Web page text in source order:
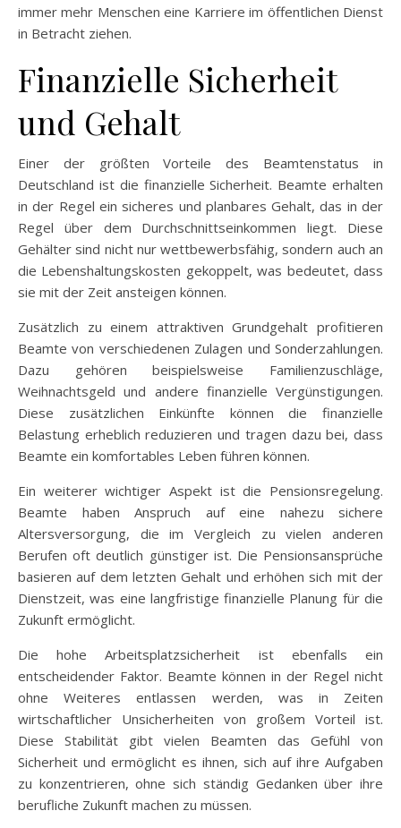
immer mehr Menschen eine Karriere im öffentlichen Dienst
in Betracht ziehen.
Finanzielle Sicherheit
und Gehalt
Einer der größten Vorteile des Beamtenstatus in
Deutschland ist die finanzielle Sicherheit. Beamte erhalten
in der Regel ein sicheres und planbares Gehalt, das in der
Regel über dem Durchschnittseinkommen liegt. Diese
Gehälter sind nicht nur wettbewerbsfähig, sondern auch an
die Lebenshaltungskosten gekoppelt, was bedeutet, dass
sie mit der Zeit ansteigen können.
Zusätzlich zu einem attraktiven Grundgehalt profitieren
Beamte von verschiedenen Zulagen und Sonderzahlungen.
Dazu gehören beispielsweise Familienzuschläge,
Weihnachtsgeld und andere finanzielle Vergünstigungen.
Diese zusätzlichen Einkünfte können die finanzielle
Belastung erheblich reduzieren und tragen dazu bei, dass
Beamte ein komfortables Leben führen können.
Ein weiterer wichtiger Aspekt ist die Pensionsregelung.
Beamte haben Anspruch auf eine nahezu sichere
Altersversorgung, die im Vergleich zu vielen anderen
Berufen oft deutlich günstiger ist. Die Pensionsansprüche
basieren auf dem letzten Gehalt und erhöhen sich mit der
Dienstzeit, was eine langfristige finanzielle Planung für die
Zukunft ermöglicht.
Die hohe Arbeitsplatzsicherheit ist ebenfalls ein
entscheidender Faktor. Beamte können in der Regel nicht
ohne Weiteres entlassen werden, was in Zeiten
wirtschaftlicher Unsicherheiten von großem Vorteil ist.
Diese Stabilität gibt vielen Beamten das Gefühl von
Sicherheit und ermöglicht es ihnen, sich auf ihre Aufgaben
zu konzentrieren, ohne sich ständig Gedanken über ihre
berufliche Zukunft machen zu müssen.